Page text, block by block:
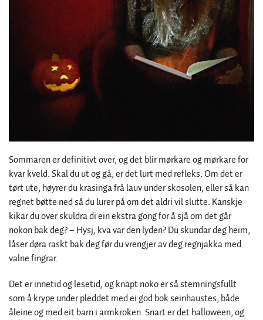
Sommaren er definitivt over, og det blir mørkare og mørkare for
kvar kveld. Skal du ut og gå, er det lurt med refleks. Om det er
tørt ute, høyrer du krasinga frå lauv under skosolen, eller så kan
regnet bøtte ned så du lurer på om det aldri vil slutte. Kanskje
kikar du over skuldra di ein ekstra gong for å sjå om det går
nokon bak deg? – Hysj, kva var den lyden? Du skundar deg heim,
låser døra raskt bak deg før du vrengjer av deg regnjakka med
valne fingrar.
Det er innetid og lesetid, og knapt noko er så stemningsfullt
som å krype under pleddet med ei god bok seinhaustes, både
åleine og med eit barn i armkroken. Snart er det halloween, og